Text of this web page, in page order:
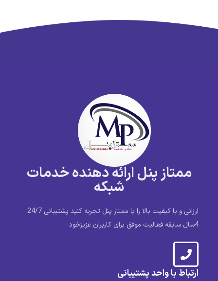
ممتاز پنل ارائه دهنده خدمات
شبکه
ارزانی و با کیفیت بالا را با ممتاز پنل تجربه کنید پشتیبانی 24/7
4سال سابقه فعالیت موفق برای کاربران عزیزخود
ارتباط با واحد پشتیبانی